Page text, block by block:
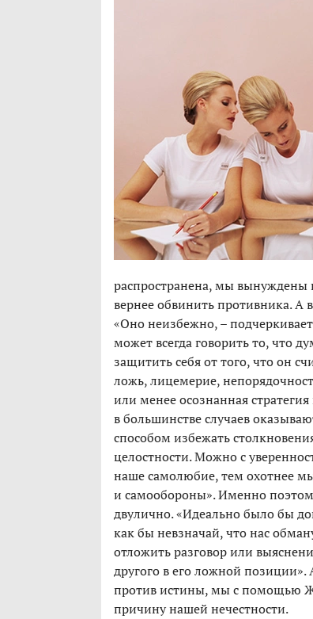
распространена, мы вынуждены
вернее обвинить противника.
«Оно неизбежно, –
может всегда говорить то, что
защитить себя от того, что он
ложь, лицемерие,
или менее осознанная
в большинстве случаев
способом избежать
целостности. Можно с
наше самолюбие, тем охотнее
и самообороны». Именно
двулично. «Идеально было бы
как бы невзначай, что нас
отложить разговор или
другого в его ложной
против истины, мы с помощью
причину нашей нечестности.